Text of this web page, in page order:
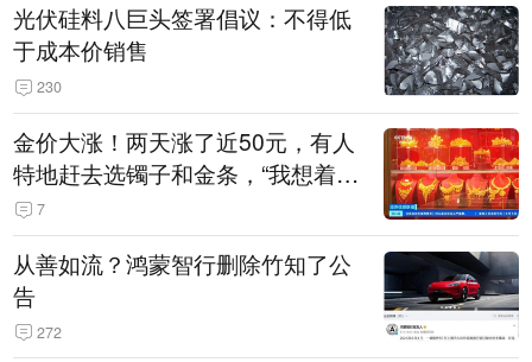
光伏硅料八巨头签署倡议：不得低
于成本价销售
230
金价大涨！两天涨了近50元，有人
特地赶去选镯子和金条，“我想着买
起来可以保值，小批量进一些货”
7
从善如流？鸿蒙智行删除竹知了公
告
272